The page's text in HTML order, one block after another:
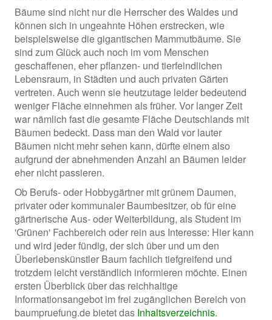
Bäume sind nicht nur die Herrscher des Waldes und
können sich in ungeahnte Höhen erstrecken, wie
beispielsweise die gigantischen Mammutbäume. Sie
sind zum Glück auch noch im vom Menschen
geschaffenen, eher pflanzen- und tierfeindlichen
Lebensraum, in Städten und auch privaten Gärten
vertreten. Auch wenn sie heutzutage leider bedeutend
weniger Fläche einnehmen als früher. Vor langer Zeit
war nämlich fast die gesamte Fläche Deutschlands mit
Bäumen bedeckt. Dass man den Wald vor lauter
Bäumen nicht mehr sehen kann, dürfte einem also
aufgrund der abnehmenden Anzahl an Bäumen leider
eher nicht passieren.
Ob Berufs- oder Hobbygärtner mit grünem Daumen,
privater oder kommunaler Baumbesitzer, ob für eine
gärtnerische Aus- oder Weiterbildung, als Student im
'Grünen' Fachbereich oder rein aus Interesse: Hier kann
und wird jeder fündig, der sich über und um den
Überlebenskünstler Baum fachlich tiefgreifend und
trotzdem leicht verständlich informieren möchte. Einen
ersten Überblick über das reichhaltige
Informationsangebot im frei zugänglichen Bereich von
baumpruefung.de bietet das Inhaltsverzeichnis.